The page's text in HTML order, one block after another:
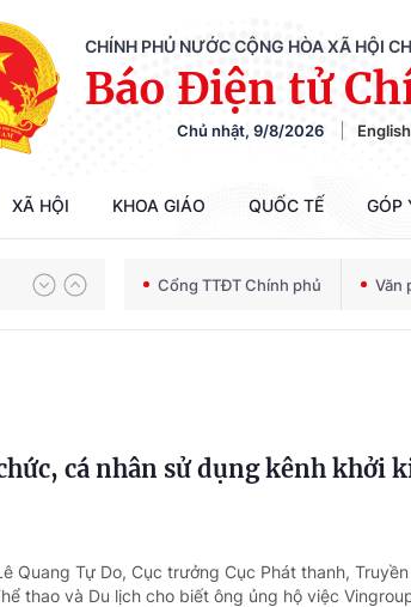
CHÍNH PHỦ NƯỚC CỘNG HÒA XÃ HỘI
Báo Điện tử
Chủ nhật, 9/8/2026 English
XÃ HỘI KHOA GIÁO QUỐC TẾ GÓP
định danh tính hài cốt liệt sĩ
định danh tính hài cốt liệt sĩ
Cổng TTĐT Chính phủ Văn
cá nhân sử dụng kênh khởi
Quang Tự Do, Cục trưởng Cục Phát thanh,
thao và Du lịch cho biết ông ủng hộ việc